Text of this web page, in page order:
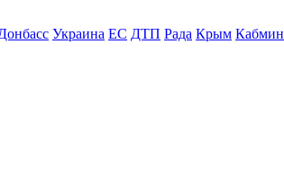
Украина ЕС ДТП Рада Крым Кабмин